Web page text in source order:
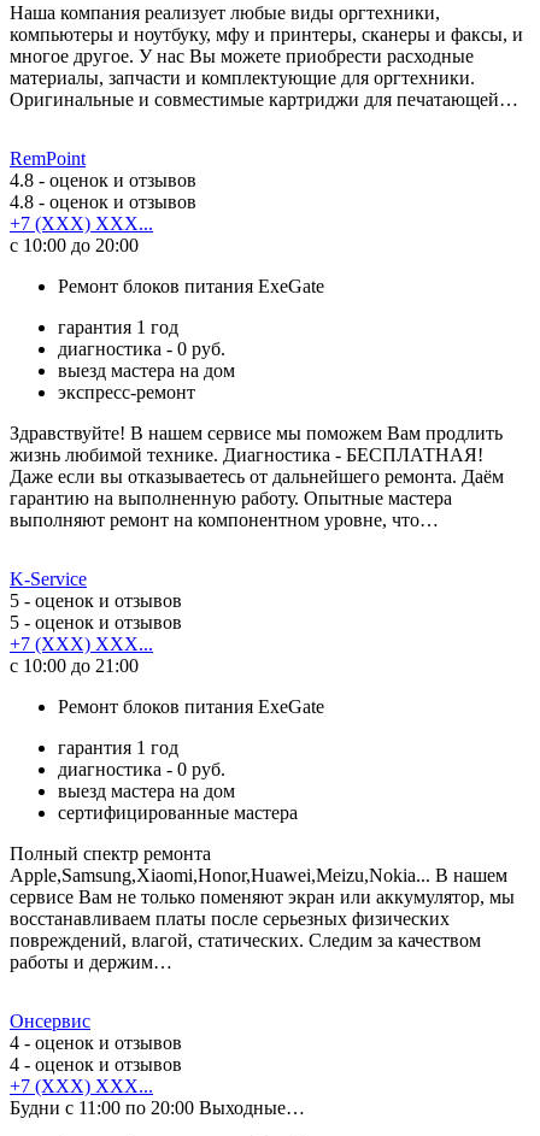
Наша компания реализует любые виды оргтехники,
компьютеры и ноутбуку, мфу и принтеры, сканеры и факсы, и
многое другое. У нас Вы можете приобрести расходные
материалы, запчасти и комплектующие для оргтехники.
Оригинальные и совместимые картриджи для печатающей…
RemPoint
4.8 - оценок и отзывов
4.8 - оценок и отзывов
+7 (XXX) XXX...
с 10:00 до 20:00
Ремонт блоков питания ExeGate
гарантия 1 год
диагностика - 0 руб.
выезд мастера на дом
экспресс-ремонт
Здравствуйте! В нашем сервисе мы поможем Вам продлить
жизнь любимой технике. Диагностика - БЕСПЛАТНАЯ!
Даже если вы отказываетесь от дальнейшего ремонта. Даём
гарантию на выполненную работу. Опытные мастера
выполняют ремонт на компонентном уровне, что…
K-Service
5 - оценок и отзывов
5 - оценок и отзывов
+7 (XXX) XXX...
с 10:00 до 21:00
Ремонт блоков питания ExeGate
гарантия 1 год
диагностика - 0 руб.
выезд мастера на дом
сертифицированные мастера
Полный спектр ремонта
Apple,Samsung,Xiaomi,Honor,Huawei,Meizu,Nokia... В нашем
сервисе Вам не только поменяют экран или аккумулятор, мы
восстанавливаем платы после серьезных физических
повреждений, влагой, статических. Следим за качеством
работы и держим…
Онсервис
4 - оценок и отзывов
4 - оценок и отзывов
+7 (XXX) XXX...
Будни с 11:00 по 20:00 Выходные…